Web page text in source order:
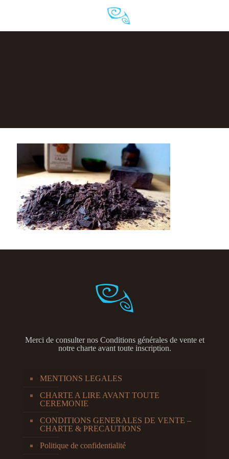
Merci de consulter nos Conditions générales de vente et
notre charte avant toute inscription.
MENTIONS LEGALES
CHARTE A LIRE AVANT TOUTE
CEREMONIE
CONDITIONS GENERALES DE VENTE –
CHARTE & PRECAUTIONS
Politique de confidentialité